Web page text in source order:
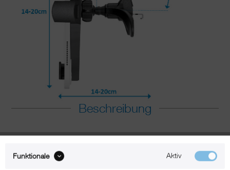
Beschreibung
xMount@Car - iPad mini Lüftungshalter
im Auto einfach praktisch
Funktionale Aktiv